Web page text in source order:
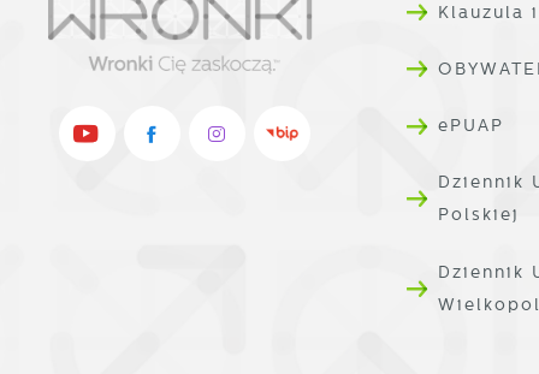
Klauzula
ePUAP
Dziennik
Polskiej
Dziennik